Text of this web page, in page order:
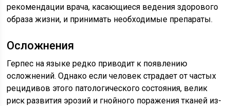
рекомендации врача, касающиеся ведения здорового
образа жизни, и принимать необходимые препараты.
Осложнения
Герпес на языке редко приводит к появлению
осложнений. Однако если человек страдает от частых
рецидивов этого патологического состояния, велик
риск развития эрозий и гнойного поражения тканей из-